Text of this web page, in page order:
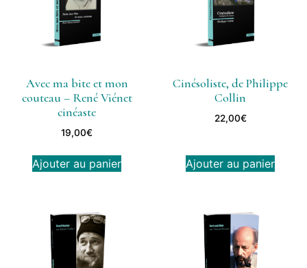
Avec ma bite et mon
couteau – René Viénet
cinéaste
19,00€
Ajouter au panier
Cinésoliste, de Philippe
Collin
22,00€
Ajouter au panier